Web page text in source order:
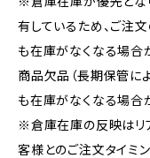
有しているため、ご注
も在庫がなくなる場合
商品欠品（長期保管に
も在庫がなくなる場合
※倉庫在庫の反映はリ
客様とのご注文タイミ